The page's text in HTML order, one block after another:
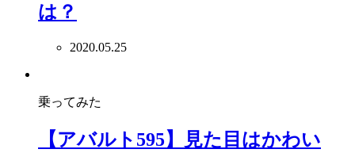
は？
2020.05.25
乗ってみた
【アバルト595】見た目はかわい